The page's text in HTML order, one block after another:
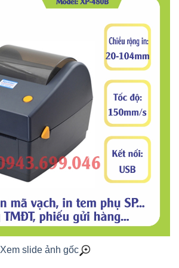
Xem slide ảnh gốc